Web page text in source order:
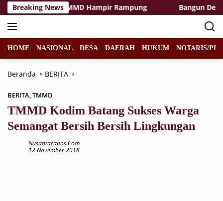
Langsung
ke
konten
Breaking News
Rest Area TMMD Hampir Rampung Bangun Desa
HOME NASIONAL DESA DAERAH HUKUM NOTARIS/
Beranda BERITA
BERITA,TMMD
TMMD Kodim Batang Sukses Warga
Semangat Bersih Bersih Lingkungan
Nusantarapos.com
12 November 2018